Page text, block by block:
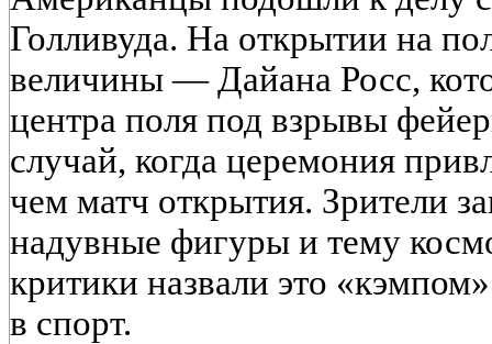
Голливуда. На открытии на
величины — Дайана Росс,
центра поля под взрывы
случай, когда церемония
чем матч открытия. Зрители
надувные фигуры и тему
критики назвали это
в спорт.